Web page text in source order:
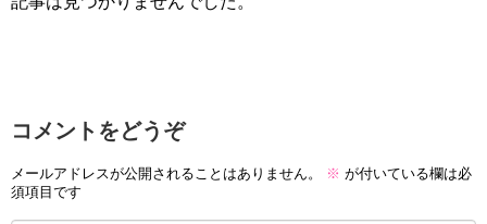
コメントをどうぞ
メールアドレスが公開されることはありません。 ※ が付いている欄は必
須項目です